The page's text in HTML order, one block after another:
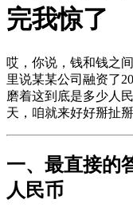
完我惊了
哎，你说，钱和钱之
里说某某公司融资了
磨着这到底是多少人
天，咱就来好好掰扯
一、最直接的
人民币